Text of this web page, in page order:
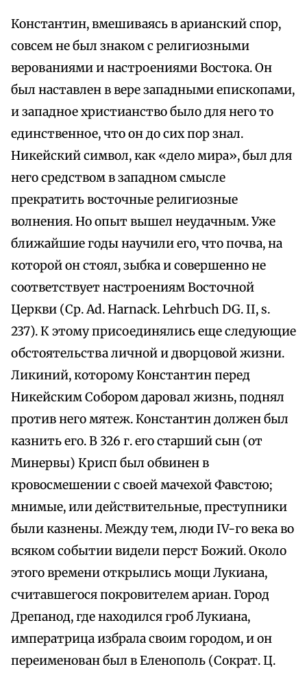
Константин, вмешиваясь в арианский спор,
совсем не был знаком с религиозными
верованиями и настроениями Востока. Он
был наставлен в вере западными епископами,
и западное христианство было для него то
единственное, что он до сих пор знал.
Никейский символ, как «дело мира», был для
него средством в западном смысле
прекратить восточные религиозные
волнения. Но опыт вышел неудачным. Уже
ближайшие годы научили его, что почва, на
которой он стоял, зыбка и совершенно не
соответствует настроениям Восточной
Церкви (Ср. Ad. Harnack. Lehrbuch DG. II, s.
237). К этому присоединялись еще следующие
обстоятельства личной и дворцовой жизни.
Ликиний, которому Константин перед
Никейским Собором даровал жизнь, поднял
против него мятеж. Константин должен был
казнить его. В 326 г. его старший сын (от
Минервы) Крисп был обвинен в
кровосмешении с своей мачехой Фавстою;
мнимые, или действительные, преступники
были казнены. Между тем, люди IV-го века во
всяком событии видели перст Божий. Около
этого времени открылись мощи Лукиана,
считавшегося покровителем ариан. Город
Дрепанод, где находился гроб Лукиана,
императрица избрала своим городом, и он
переименован был в Еленополь (Сократ. Ц.